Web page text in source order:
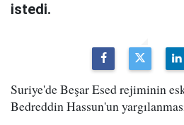
istedi.
Suriye'de Beşar Esed rejiminin
Bedreddin Hassun'un